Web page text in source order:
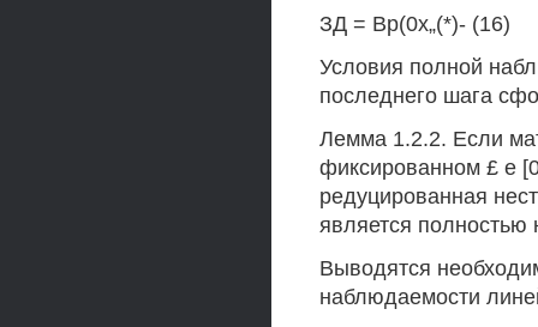
ЗД = Вр(0х„(*)- (16)
Условия полной
последнего шага
Лемма 1.2.2. Если
фиксированном £ е
редуцированная
является
Выводятся
наблюдаемости